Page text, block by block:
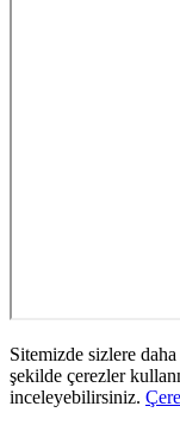
Sitemizde sizlere
şekilde çerezler
inceleyebilirsiniz.